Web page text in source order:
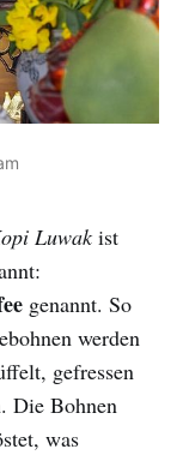
Luwak ist
genannt. So
werden
gefressen
Die Bohnen
was